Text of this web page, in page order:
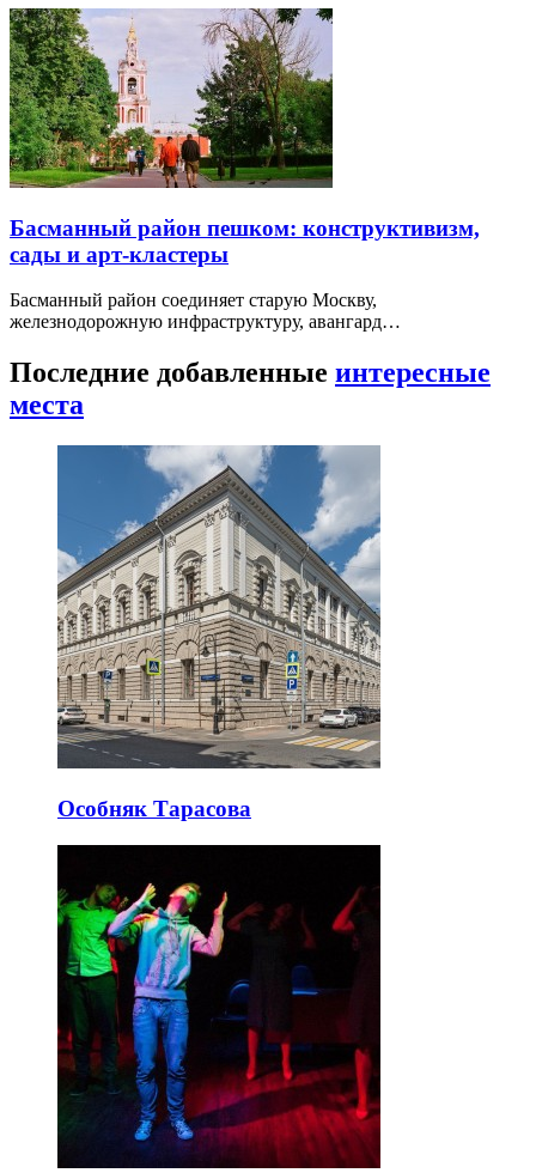
Басманный район пешком: конструктивизм,
сады и арт-кластеры
Басманный район соединяет старую Москву,
железнодорожную инфраструктуру, авангард…
Последние добавленные интересные
места
Особняк Тарасова